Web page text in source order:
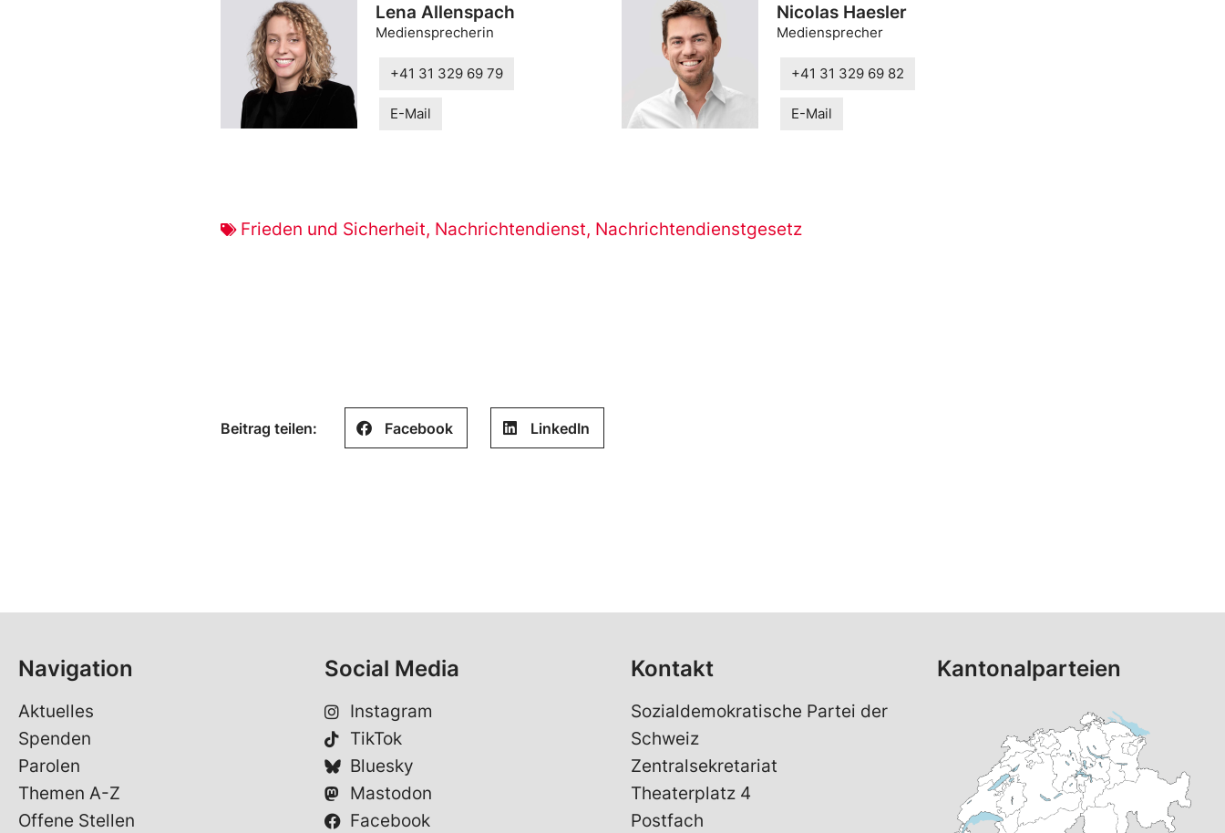
Lena Allenspach
Mediensprecherin
+41 31 329 69 79
E-Mail
Nicolas Haesler
Mediensprecher
+41 31 329 69 82
E-Mail
Frieden und Sicherheit, Nachrichtendienst, Nachrichtendienstgesetz
Beitrag teilen: Facebook LinkedIn
Navigation
Aktuelles
Spenden
Parolen
Themen A-Z
Offene Stellen
Social Media
Instagram
TikTok
Bluesky
Mastodon
Facebook
Kontakt
Sozialdemokratische Partei der
Schweiz
Zentralsekretariat
Theaterplatz 4
Postfach
Kantonalparteien